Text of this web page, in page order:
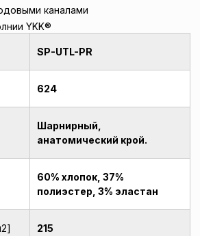
каналами
YKK®
SP-UTL-PR
624
Шарнирный,
анатомический крой.
60% хлопок, 37%
полиэстер, 3% эластан
215